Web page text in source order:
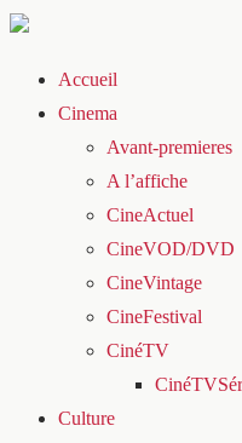
Accueil
Cinema
Avant-premieres
A l’affiche
CineActuel
CineVOD/DVD
CineVintage
CineFestival
CinéTV
Culture